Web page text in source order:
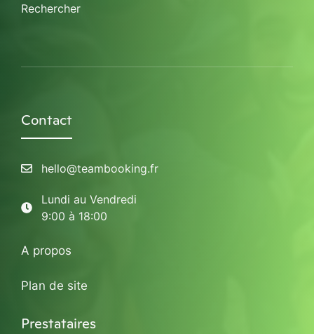
Rechercher
Contact
hello@teambooking.fr
Lundi au Vendredi
9:00 à 18:00
A propos
Plan de site
Prestataires